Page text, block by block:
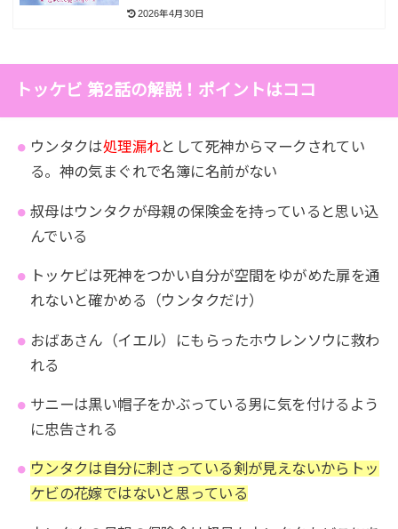
2026年4月30日
トッケビ 第2話の解説！ポイントはココ
ウンタクは処理漏れとして死神からマークされてい
る。神の気まぐれで名簿に名前がない
叔母はウンタクが母親の保険金を持っていると思い込
んでいる
トッケビは死神をつかい自分が空間をゆがめた扉を通
れないと確かめる（ウンタクだけ）
おばあさん（イエル）にもらったホウレンソウに救わ
れる
サニーは黒い帽子をかぶっている男に気を付けるよう
に忠告される
ウンタクは自分に刺さっている剣が見えないからトッ
ケビの花嫁ではないと思っている